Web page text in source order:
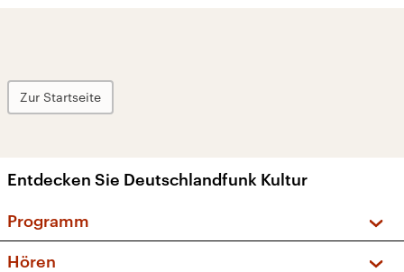
Zur Startseite
Entdecken Sie Deutschlandfunk Kultur
Programm
Hören